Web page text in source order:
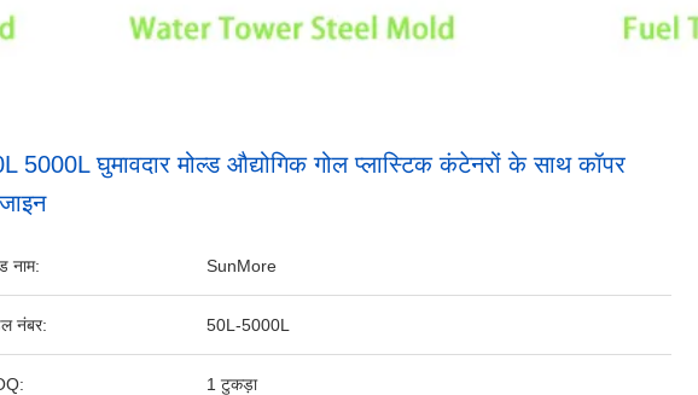
5000L घुमावदार मोल्ड औद्योगिक गोल प्लास्टिक कंटेनरों के साथ कॉपर
नाम: SunMore
नंबर: 50L-5000L
1 टुकड़ा